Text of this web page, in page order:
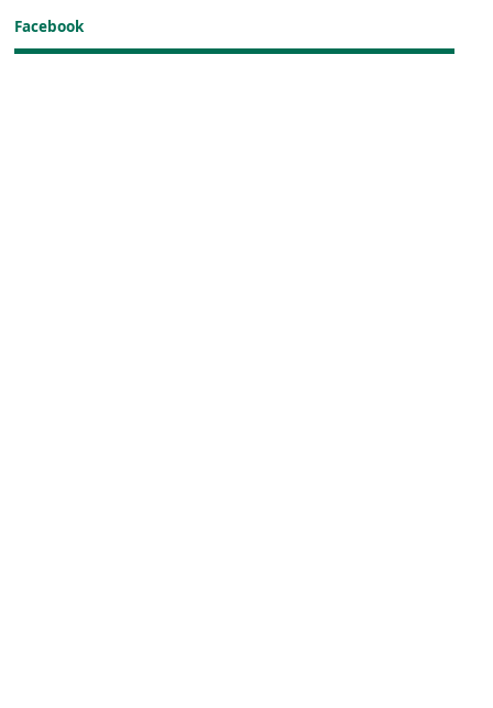
Facebook